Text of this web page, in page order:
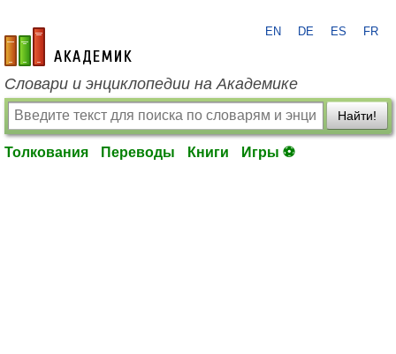
academic.ru
EN DE ES FR
Словари и энциклопедии на Академике
Найти!
Толкования Переводы Книги Игры ⚽